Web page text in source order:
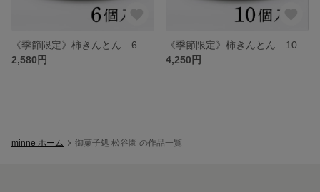
2,580円
4,250円
minne ホーム 御菓子処 松谷園 の作品一覧